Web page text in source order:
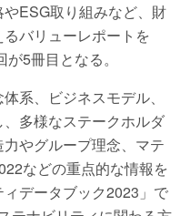
ESG取り組みなど、財
バリューレポートを
5冊目となる。
系、ビジネスモデル、
多様なステークホルダ
やグループ理念、マテ
などの重点的な情報を
データブック2023」で